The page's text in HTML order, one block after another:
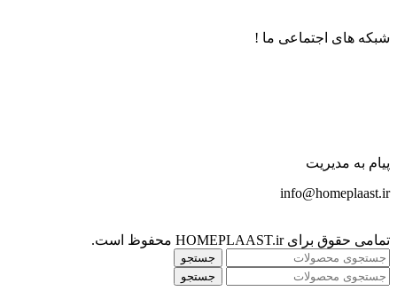
شبکه های اجتماعی ما !
پیام به مدیریت
info@homeplaast.ir
تمامی حقوق برای HOMEPLAAST.ir محفوظ است.
جستجو
جستجو